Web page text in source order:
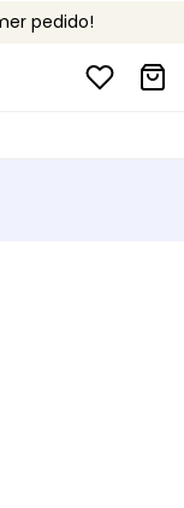
pedido!
75 €